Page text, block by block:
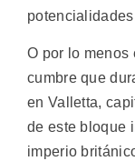
O por lo menos
cumbre que
en Valletta,
de este bloque
imperio